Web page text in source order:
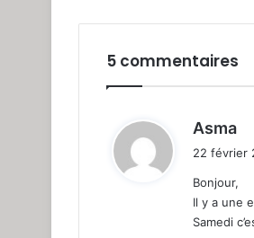
5 commentaires
Asma
:
22 février
Bonjour,
Il y a une
Samedi